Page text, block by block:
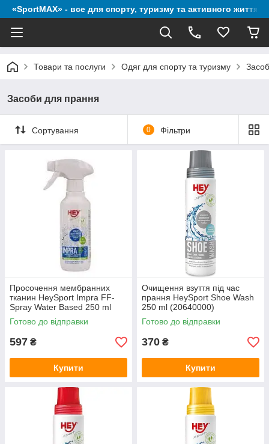
«SportMAX» - все для спорту, туризму та активного життя
Товари та послуги Одяг для спорту та туризму
Засоби для прання
Сортування 0 Фільтри
Просочення мембранних
тканин HeySport Impra FF-
Spray Water Based 250 ml
(20676000)
Готово до відправки
597 ₴
Купити
Очищення взуття під час
прання HeySport Shoe Wash
250 ml (20640000)
Готово до відправки
370 ₴
Купити